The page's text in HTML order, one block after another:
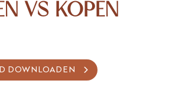
VS KOPEN
DOWNLOADEN